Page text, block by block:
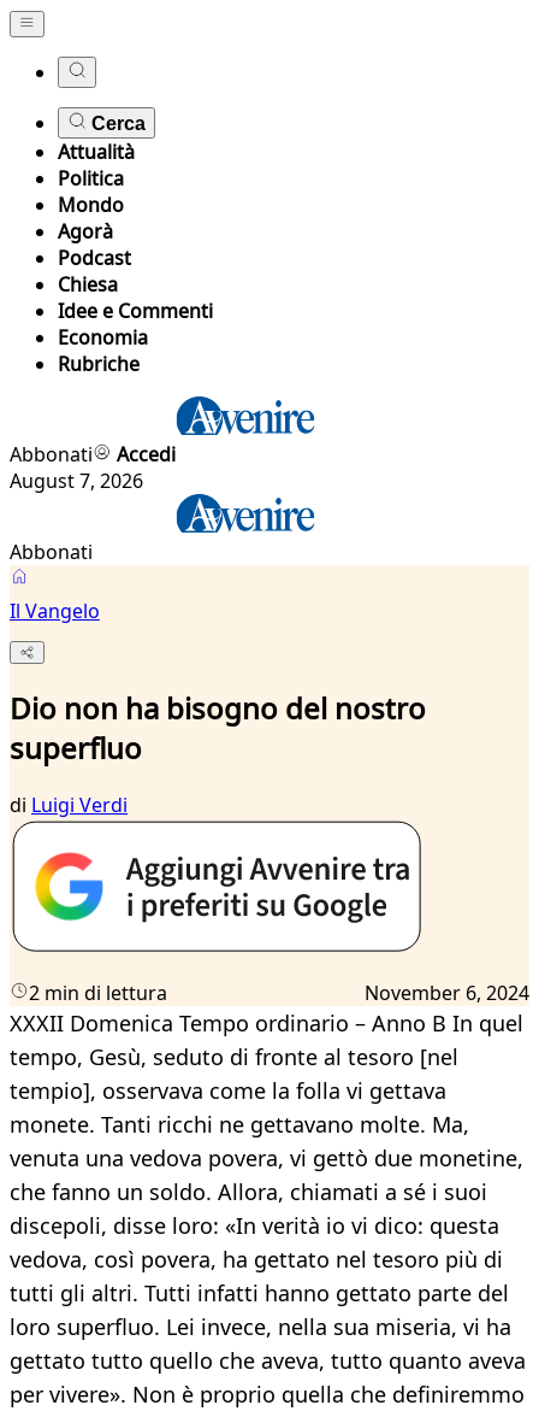
Cerca
Attualità
Politica
Mondo
Agorà
Podcast
Chiesa
Idee e Commenti
Economia
Rubriche
Abbonati
Accedi
August 7, 2026
Abbonati
Il Vangelo
Dio non ha bisogno del nostro
superfluo
di Luigi Verdi
2 min di lettura November 6, 2024
XXXII Domenica Tempo ordinario – Anno B In quel
tempo, Gesù, seduto di fronte al tesoro [nel
tempio], osservava come la folla vi gettava
monete. Tanti ricchi ne gettavano molte. Ma,
venuta una vedova povera, vi gettò due monetine,
che fanno un soldo. Allora, chiamati a sé i suoi
discepoli, disse loro: «In verità io vi dico: questa
vedova, così povera, ha gettato nel tesoro più di
tutti gli altri. Tutti infatti hanno gettato parte del
loro superfluo. Lei invece, nella sua miseria, vi ha
gettato tutto quello che aveva, tutto quanto aveva
per vivere». Non è proprio quella che definiremmo